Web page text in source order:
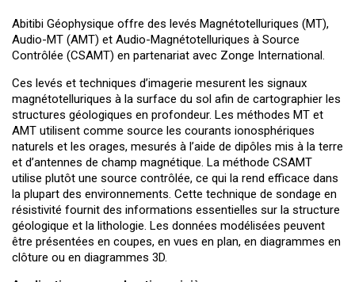
Abitibi Géophysique offre des levés Magnétotelluriques (MT),
Audio-MT (AMT) et Audio-Magnétotelluriques à Source
Contrôlée (CSAMT) en partenariat avec Zonge International.
Ces levés et techniques d’imagerie mesurent les signaux
magnétotelluriques à la surface du sol afin de cartographier les
structures géologiques en profondeur. Les méthodes MT et
AMT utilisent comme source les courants ionosphériques
naturels et les orages, mesurés à l’aide de dipôles mis à la terre
et d’antennes de champ magnétique. La méthode CSAMT
utilise plutôt une source contrôlée, ce qui la rend efficace dans
la plupart des environnements. Cette technique de sondage en
résistivité fournit des informations essentielles sur la structure
géologique et la lithologie. Les données modélisées peuvent
être présentées en coupes, en vues en plan, en diagrammes en
clôture ou en diagrammes 3D.